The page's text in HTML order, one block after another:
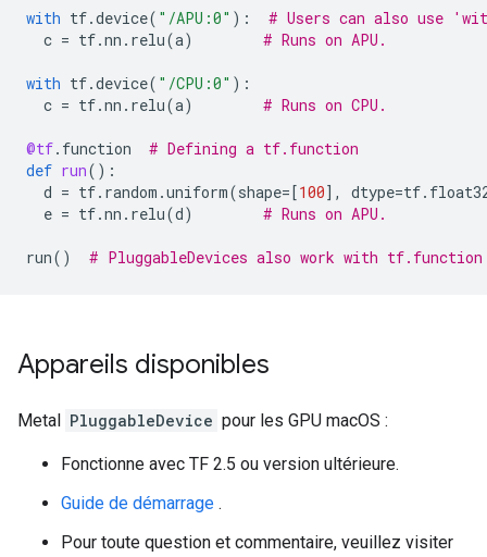
with tf.device( "/APU:0" ):
# Users can also use
c = tf.nn . relu(a) # Runs on APU.
with tf.device( "/CPU:0" ):
c = tf.nn . relu(a) # Runs on CPU.
@tf. function
# Defining a tf.function
def run():
d = tf. random .uniform(shape=[100], dtype=tf.
e = tf.nn . relu(d) # Runs on APU.
run() # PluggableDevices also work with tf.function
Appareils disponibles
Metal PluggableDevice pour les GPU macOS :
Fonctionne avec TF 2.5 ou version ultérieure.
Guide de démarrage .
Pour toute question et commentaire, veuillez visiter